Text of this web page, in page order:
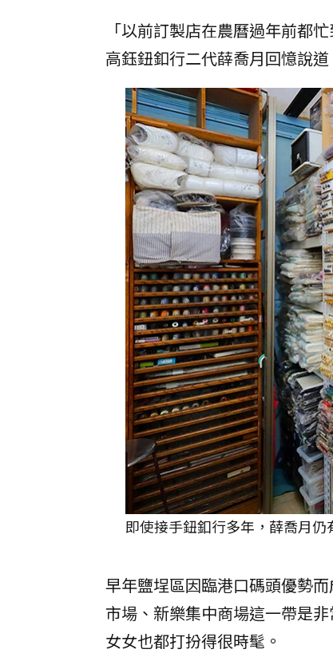
「以前訂製店在農曆過年前都
高鈺鈕釦行二代薛喬月回憶說道
即使接手鈕釦行多年，薛喬月
早年鹽埕區因臨港口碼頭優勢
市場、新樂集中商場這一帶是
女女也都打扮得很時髦。